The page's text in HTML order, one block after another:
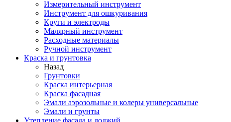
Измерительный инструмент
Инструмент для ошкуривания
Круги и электроды
Малярный инструмент
Расходные материалы
Ручной инструмент
Краска и грунтовка
Назад
Грунтовки
Краска интерьерная
Краска фасадная
Эмали аэрозольные и колеры универсальные
Эмали и грунты